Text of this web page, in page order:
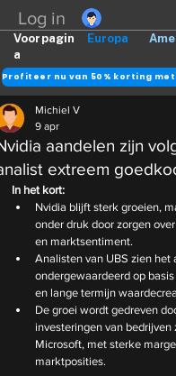
Log in
Europa
Voorpagin
a
aandelen zijn
extreem
Michiel V
9 apr
In het kort:
Nvidia blijft sterk groeien,
onder druk door zorgen
en marktsentiment.
Analisten van UBS zien het
ondergewaardeerd op
en lange termijn
De groei wordt gedreven
investeringen van bedrijven
Microsoft, met sterke
marktposities.